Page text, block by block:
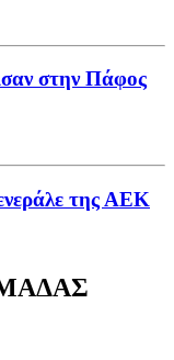
στην Πάφος
της ΑΕΚ